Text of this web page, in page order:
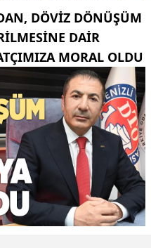
DÖVIZ DÖNÜŞÜM
DAIR
MORAL OLDU